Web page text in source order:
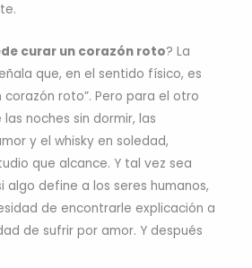
curar un corazón roto? La
que, en el sentido físico, es
corazón roto”. Pero para el otro
noches sin dormir, las
y el whisky en soledad,
que alcance. Y tal vez sea
algo define a los seres humanos,
de encontrarle explicación a
de sufrir por amor. Y después